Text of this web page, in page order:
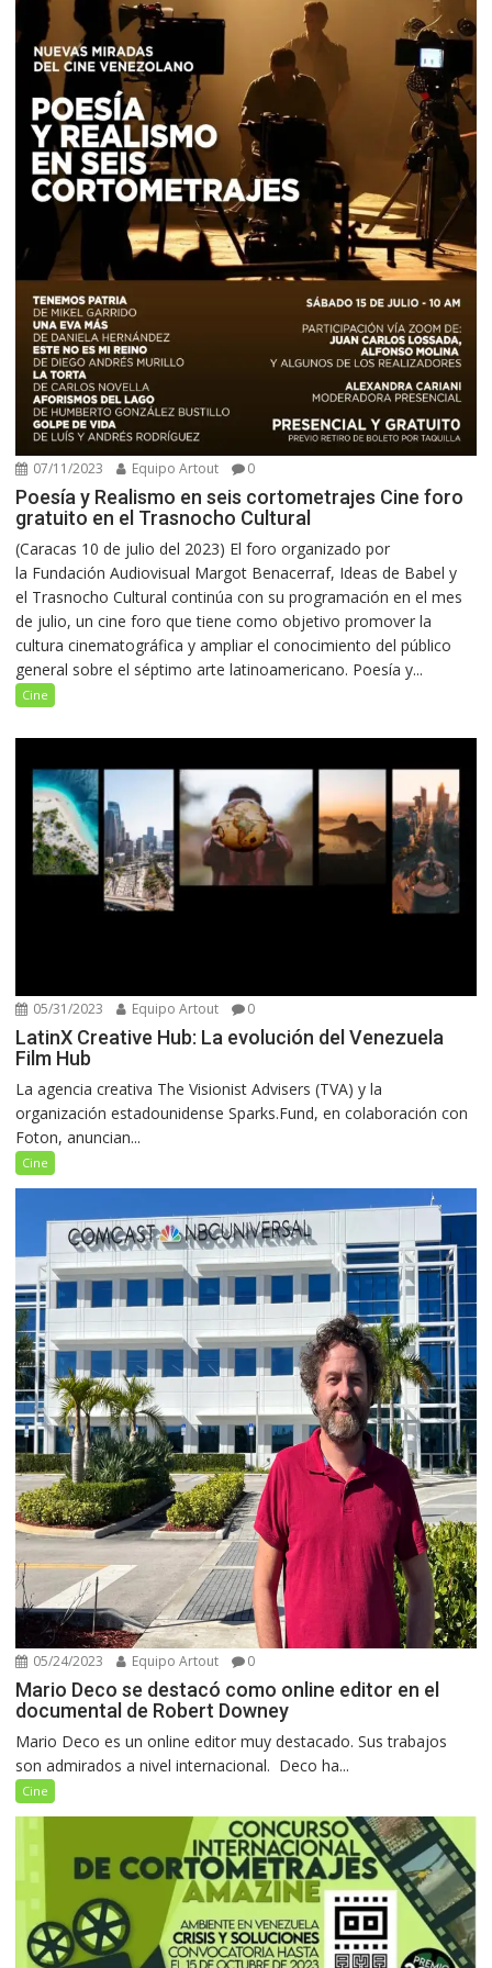
07/11/2023 Equipo Artout 0
Poesía y Realismo en seis cortometrajes Cine foro
gratuito en el Trasnocho Cultural
(Caracas 10 de julio del 2023) El foro organizado por
la Fundación Audiovisual Margot Benacerraf, Ideas de Babel y
el Trasnocho Cultural continúa con su programación en el mes
de julio, un cine foro que tiene como objetivo promover la
cultura cinematográfica y ampliar el conocimiento del público
general sobre el séptimo arte latinoamericano. Poesía y...
Cine
05/31/2023 Equipo Artout 0
LatinX Creative Hub: La evolución del Venezuela
Film Hub
La agencia creativa The Visionist Advisers (TVA) y la
organización estadounidense Sparks.Fund, en colaboración con
Foton, anuncian...
Cine
05/24/2023 Equipo Artout 0
Mario Deco se destacó como online editor en el
documental de Robert Downey
Mario Deco es un online editor muy destacado. Sus trabajos
son admirados a nivel internacional. Deco ha...
Cine